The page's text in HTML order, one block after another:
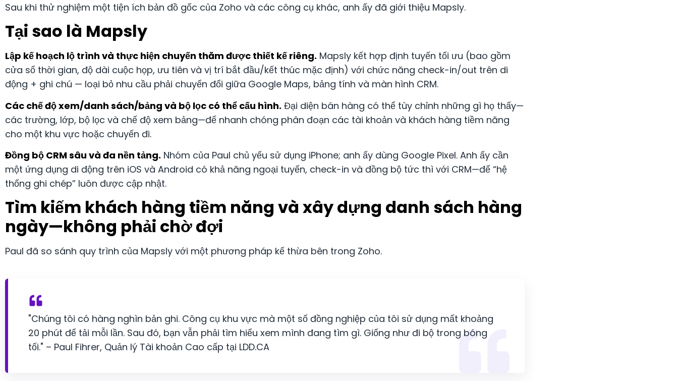
Sau khi thử nghiệm một tiện ích bản đồ gốc của Zoho và các công cụ khác, anh ấy đã giới thiệu Mapsly.
Tại sao là Mapsly
Lập kế hoạch lộ trình và thực hiện chuyến thăm được thiết kế riêng. Mapsly kết hợp định tuyến tối ưu (bao gồm
cửa sổ thời gian, độ dài cuộc họp, ưu tiên và vị trí bắt đầu/kết thúc mặc định) với chức năng check-in/out trên di
động + ghi chú — loại bỏ nhu cầu phải chuyển đổi giữa Google Maps, bảng tính và màn hình CRM.
Các chế độ xem/danh sách/bảng và bộ lọc có thể cấu hình. Đại diện bán hàng có thể tùy chỉnh những gì họ thấy—
các trường, lớp, bộ lọc và chế độ xem bảng—để nhanh chóng phân đoạn các tài khoản và khách hàng tiềm năng
cho một khu vực hoặc chuyến đi.
Đồng bộ CRM sâu và đa nền tảng. Nhóm của Paul chủ yếu sử dụng iPhone; anh ấy dùng Google Pixel. Anh ấy cần
một ứng dụng di động trên iOS và Android có khả năng ngoại tuyến, check-in và đồng bộ tức thì với CRM—để “hệ
thống ghi chép” luôn được cập nhật.
Tìm kiếm khách hàng tiềm năng và xây dựng danh sách hàng
ngày—không phải chờ đợi
Paul đã so sánh quy trình của Mapsly với một phương pháp kế thừa bên trong Zoho.
"Chúng tôi có hàng nghìn bản ghi. Công cụ khu vực mà một số đồng nghiệp của tôi sử dụng mất khoảng
20 phút để tải mỗi lần. Sau đó, bạn vẫn phải tìm hiểu xem mình đang tìm gì. Giống như đi bộ trong bóng
tối." – Paul Fihrer, Quản lý Tài khoản Cao cấp tại LDD.CA